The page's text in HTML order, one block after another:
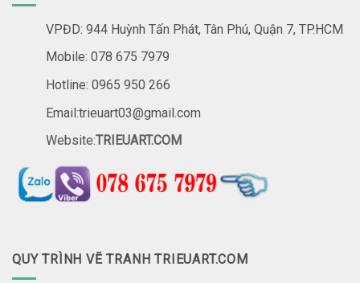
VPĐD: 944 Huỳnh Tấn Phát, Tân Phú, Quận 7, TP.HCM
Mobile: 078 675 7979
Hotline: 0965 950 266
Email:trieuart03@gmail.com
Website:TRIEUART.COM
QUY TRÌNH VẼ TRANH TRIEUART.COM